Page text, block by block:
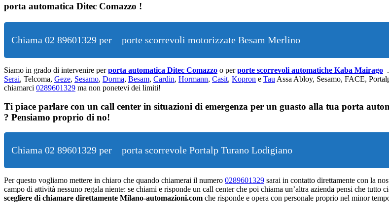
porta automatica Ditec Comazzo !
Chiama 02 89601329 per porte scorrevoli motorizzate Besam Merlino
Siamo in grado di intervenire perporta automatica Ditec Comazzo o perporte scorrevoli automatiche Kaba Mairago
Serai, Telcoma, Geze, Sesamo, Dorma, Besam, Cardin, Hormann, Casit, Kopron e Tau Assa Abloy, Sesamo, FACE,
chiamarci 0289601329 ma non ponetevi dei limiti!
Ti piace parlare con un call center in situazioni di emergenza per un guasto alla tua porta
? Pensiamo proprio di no!
Chiama 02 89601329 per porta scorrevole Portalp Turano Lodigiano
Per questo vogliamo mettere in chiaro che quando chiamerai il numero 0289601329 sarai in contatto direttamente con la
campo di attività nessuno regala niente: se chiami e risponde un call center che poi chiama un’altra azienda pensi che tutto
scegliere di chiamare direttamente Milano-automazioni.com che risponde e opera con personale proprio nel minor